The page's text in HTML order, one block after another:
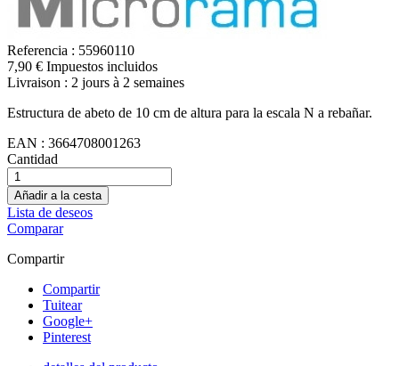
Referencia : 55960110
7,90 € Impuestos incluidos
Livraison : 2 jours à 2 semaines
Estructura de abeto de 10 cm de altura para la escala N a rebañar.
EAN : 3664708001263
Cantidad
Añadir a la cesta
Lista de deseos
Comparar
Compartir
Compartir
Tuitear
Google+
Pinterest